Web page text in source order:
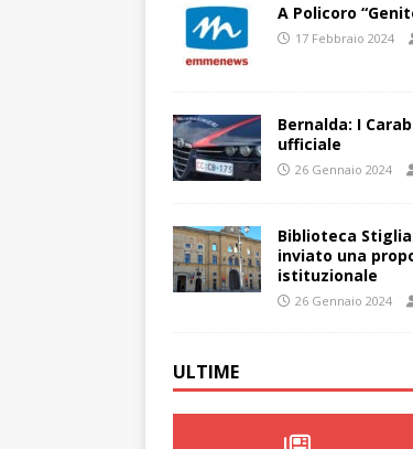
A Policoro
17 Febbraio 2024
Bernalda: I
ufficiale
26 Gennaio 2024
Biblioteca
inviato una
istituzionale
26 Gennaio 2024
ULTIME